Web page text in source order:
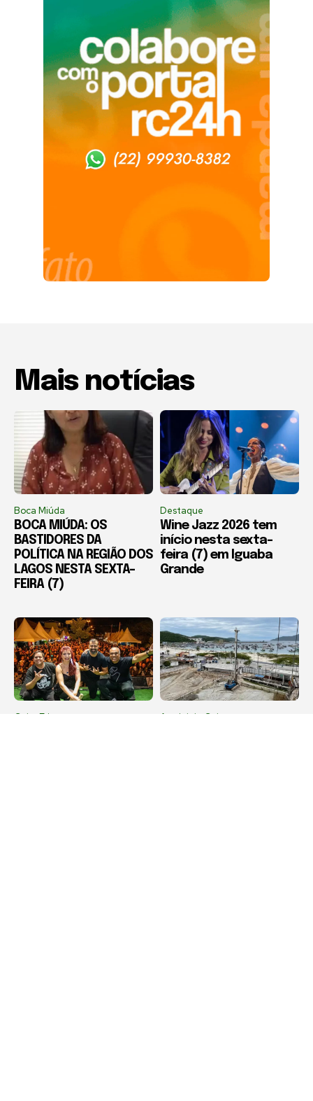
Mais notícias
Boca Miúda
BOCA MIÚDA: OS
BASTIDORES DA
POLÍTICA NA REGIÃO DOS
LAGOS NESTA SEXTA-
FEIRA (7)
Destaque
Wine Jazz 2026 tem
início nesta sexta-
feira (7) em Iguaba
Grande
Cabo Frio Arraial do Cabo